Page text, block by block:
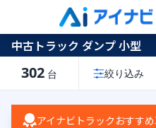
中古トラック ダンプ 小型
302 台 絞り込み
アイナビトラックおすす